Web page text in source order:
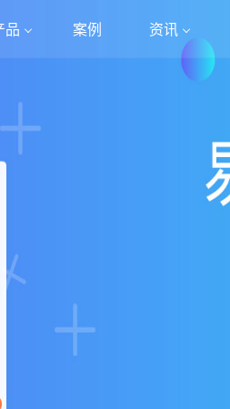
品 案例 资讯